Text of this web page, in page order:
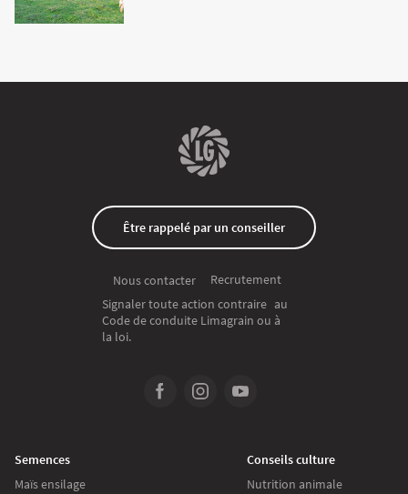
Être rappelé par un conseiller
Nous contacter
Recrutement
Signaler toute action contraire au
Code de conduite Limagrain ou à
la loi.
Semences
Maïs ensilage
Conseils culture
Nutrition animale